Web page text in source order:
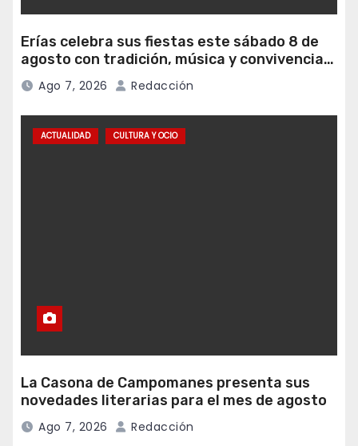
Erías celebra sus fiestas este sábado 8 de
agosto con tradición, música y convivencia
vecinal
Ago 7, 2026 Redacción
ACTUALIDAD CULTURA Y OCIO
La Casona de Campomanes presenta sus
novedades literarias para el mes de agosto
Ago 7, 2026 Redacción